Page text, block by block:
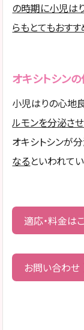
の時期に小児は
らもとてもおすす
オキシトシン
小児はりの心地
ルモンを分泌さ
オキシトシンが
なるといわれてい
適応・料金は
お問い合わせ